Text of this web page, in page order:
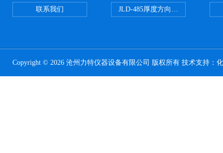
联系我们 JLD-485厚度方向性钢板拉伸试验
Copyright © 2026 沧州力特仪器设备有限公司 版权所有 技术支持：